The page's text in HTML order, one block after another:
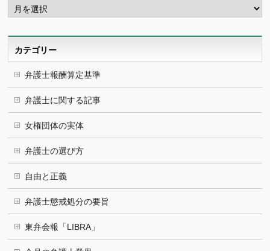
ー
カ
カテゴリー
弁護士報酬算定基準
弁護士に関する記事
女権団体の実体
弁護士の選び方
自由と正義
弁護士懲戒処分の要旨
東弁会報「LIBRA」